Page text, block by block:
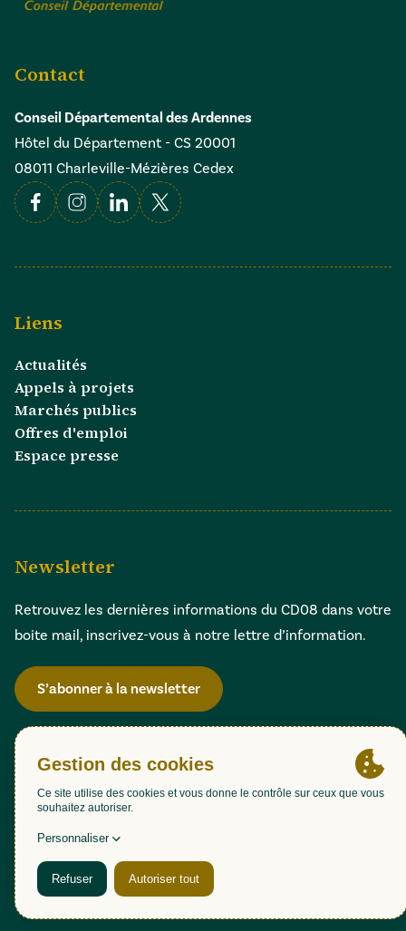
Contact
Conseil Départemental des Ardennes
Hôtel du Département - CS 20001
08011 Charleville-Mézières Cedex
FacebookInstagramLinkedin
X
Liens
Actualités
Appels à projets
Marchés publics
Offres d'emploi
Espace presse
Newsletter
Retrouvez les dernières informations du CD08 dans votre
boite mail, inscrivez-vous à notre lettre d’information.
S’abonner à la newsletter
Gestion des cookies
Accessibilité : partiellement conforme (98,51%)
Mentions légales
Politique de confidentialité
Plan du site
Une création